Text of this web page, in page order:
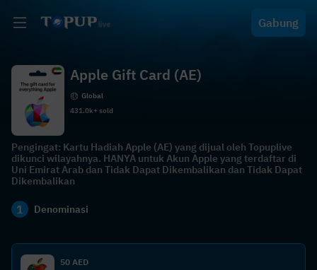
Gabung
Apple Gift Card (AE)
Global
431.0k+ sold
Pengingat: Kartu Hadiah Apple (AE) yang dijual oleh Topuplive
dikunci wilayahnya. HANYA untuk Akun Apple yang terdaftar di
Uni Emirat Arab dan Tidak Dapat Dikembalikan dan Tidak Dapat
Dikembalikan
1 Denominasi
50 AED